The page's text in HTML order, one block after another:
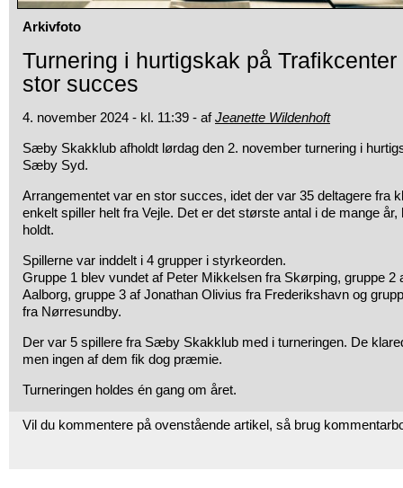
Arkivfoto
Turnering i hurtigskak på
stor succes
4. november 2024 - kl. 11:39 - afJeanette Wildenhoft
Sæby Skakklub afholdt lørdag den 2. november turnering i
Sæby Syd.
Arrangementet var en stor succes, idet der var 35 deltagere fra
enkelt spiller helt fra Vejle. Det er det største antal i de mange
holdt.
Spillerne var inddelt i 4 grupper i styrkeorden.
Gruppe 1 blev vundet af Peter Mikkelsen fra Skørping, gruppe 2
Aalborg, gruppe 3 af Jonathan Olivius fra Frederikshavn og
fra Nørresundby.
Der var 5 spillere fra Sæby Skakklub med i turneringen. De
men ingen af dem fik dog præmie.
Turneringen holdes én gang om året.
Vil du kommentere på ovenstående artikel, så brug